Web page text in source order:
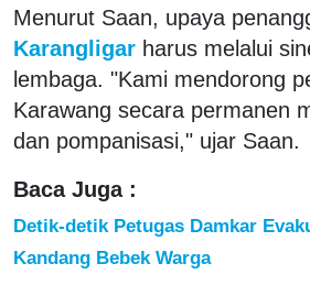
Menurut Saan, upaya
Karangligar harus melalui
lembaga. "Kami mendorong
Karawang secara permanen
dan pompanisasi," ujar Saan.
Baca Juga :
Detik-detik Petugas Damkar
Kandang Bebek Warga